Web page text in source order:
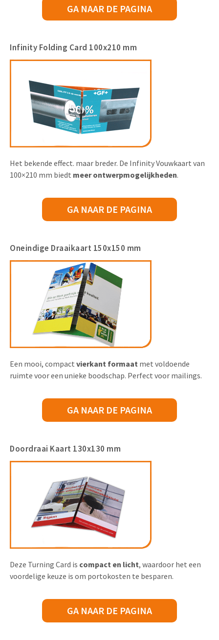
GA NAAR DE PAGINA
Infinity Folding Card 100x210 mm
Het bekende effect. maar breder. De Infinity Vouwkaart van
100×210 mm biedt meer ontwerpmogelijkheden.
GA NAAR DE PAGINA
Oneindige Draaikaart 150x150 mm
Een mooi, compact vierkant formaat met voldoende
ruimte voor een unieke boodschap. Perfect voor mailings.
GA NAAR DE PAGINA
Doordraai Kaart 130x130 mm
Deze Turning Card is compact en licht, waardoor het een
voordelige keuze is om portokosten te besparen.
GA NAAR DE PAGINA